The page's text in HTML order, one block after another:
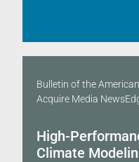
Bulletin of the
Acquire Media
High-
Climate